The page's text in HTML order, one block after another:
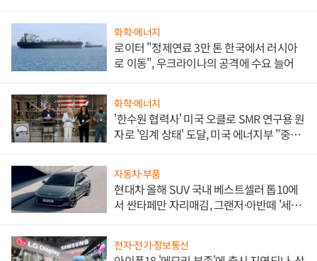
화학·에너지
로이터 "정제연료 3만 톤 한국에서 러시아
로 이동", 우크라이나의 공격에 수요 늘어
화학·에너지
'한수원 협력사' 미국 오클로 SMR 연구용 원
자로 '임계 상태' 도달, 미국 에너지부 "중요
자동차·부품
현대차 올해 SUV 국내 베스트셀러 톱10에
서 싼타페만 자리매김, 그랜저·아반떼 '세단
전자·전기·정보통신